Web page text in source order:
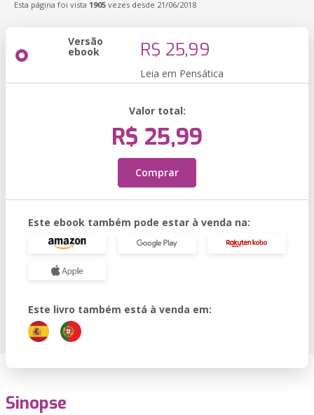
Esta página foi vista 1905 vezes desde 21/06/2018
Versão
ebook R$ 25,99
Leia em Pensática
Valor total:
R$ 25,99
Comprar
Este ebook também pode estar à venda na:
Este livro também está à venda em:
Sinopse